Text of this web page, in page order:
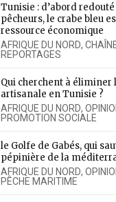
Tunisie : d’abord
pêcheurs, le crabe bleu
ressource économique
AFRIQUE DU NORD,
REPORTAGES
Qui cherchent à éliminer
artisanale en Tunisie ?
AFRIQUE DU NORD,
PROMOTION SOCIALE
le Golfe de Gabés, qui
pépinière de la
AFRIQUE DU NORD,
PÊCHE MARITIME